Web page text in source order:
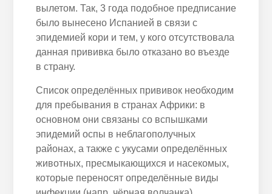
вылетом. Так, 3 года подобное предписание
было вынесено Испанией в связи с
эпидемией кори и тем, у кого отсутствовала
данная прививка было отказано во въезде
в страну.
Список определённых прививок необходим
для пребывания в странах Африки: в
основном они связаны со вспышками
эпидемий оспы в неблагополучных
районах, а также с укусами определённых
животных, пресмыкающихся и насекомых,
которые переносят определённые виды